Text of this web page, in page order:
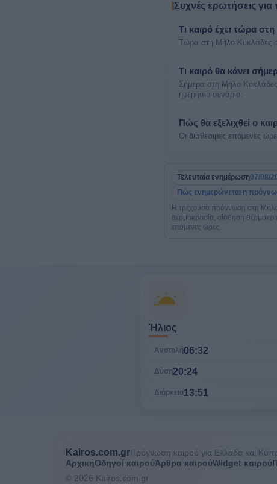
Συχνές ερωτήσεις
Τι καιρό έχει τώρα
Τώρα στη Μήλο Κυκλάδες ο
Τι καιρό θα κάνει
Σήμερα στη Μήλο
ημερήσιο σενάριο.
Πώς θα εξελιχθεί ο
Οι διαθέσιμες επόμενες
Τελευταία ενημέρωση07/08/
Πώς ενημερώνεται η
Η τρέχουσα πρόγνωση στη Μήλο
θερμοκρασία, αίσθηση
επόμενες ώρες.
Ήλιος
Ανατολή06:32
Δύση20:24
Διάρκεια13:51
Kairos.com.grΠρόγνωση καιρού για Ελλάδα και
ΑρχικήΟδηγοί καιρούΆρθρα καιρούWidget καιρού
© 2026 Kairos.com.gr